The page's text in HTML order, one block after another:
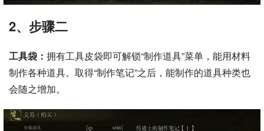
2、步骤二
工具袋： 拥有工具皮袋即可解锁“制作道具”菜单，能用材料
制作各种道具。取得“制作笔记”之后，能制作的道具种类也
会随之增加。